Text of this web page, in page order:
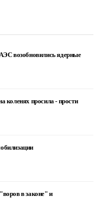
возобновились ядерные
коленях просила - прости
в законе" и